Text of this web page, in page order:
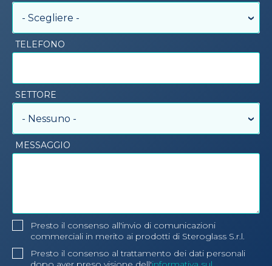
- Scegliere -
TELEFONO
SETTORE
- Nessuno -
MESSAGGIO
Presto il consenso all'invio di comunicazioni
commerciali in merito ai prodotti di Steroglass S.r.l.
Presto il consenso al trattamento dei dati personali